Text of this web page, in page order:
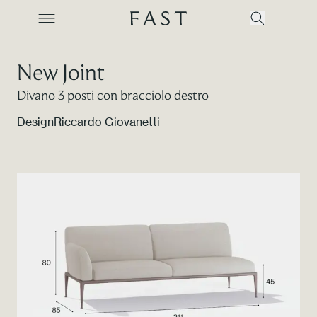
Realizzazioni
Color Revolution
Contatti
New Joint
Divano 3 posti con bracciolo destro
DesignRiccardo Giovanetti